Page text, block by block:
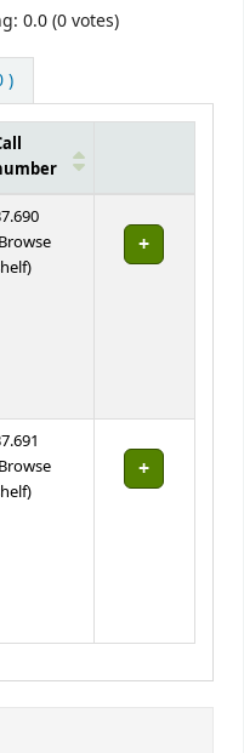
0.0 (0 votes)
)
Browse
(Opens below)
)
Browse
(Opens below)
)